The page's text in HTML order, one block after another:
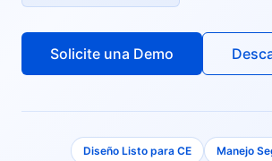
Solicite una Demo
Diseño Listo para CE Manejo